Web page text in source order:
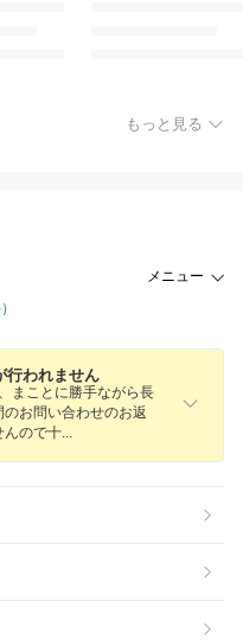
もっと見る
メニュー
行われません
まことに勝手ながら長
お問い合わせのお返
んので十